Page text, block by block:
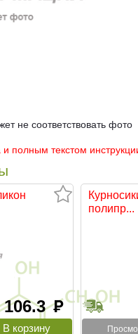
не соответствовать фото
полным текстом
106.3руб
полипр...